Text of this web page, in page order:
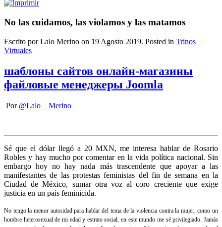
No las cuidamos, las violamos y las matamos
Escrito por Lalo Merino on 19 Agosto 2019. Posted in Trinos
Virtuales
шаблоны сайтов онлайн-магазины
файловые менеджеры Joomla
Por @Lalo__Merino
Sé que el dólar llegó a 20 MXN, me interesa hablar de Rosario
Robles y hay mucho por comentar en la vida política nacional. Sin
embargo hoy no hay nada más trascendente que apoyar a las
manifestantes de las protestas feministas del fin de semana en la
Ciudad de México, sumar otra voz al coro creciente que exige
justicia en un país feminicida.
No tengo la menor autoridad para hablar del tema de la violencia contra la mujer, como un
hombre heterosexual de mi edad y estrato social, en este mundo me sé privilegiado. Jamás